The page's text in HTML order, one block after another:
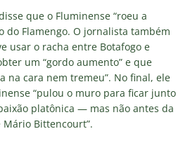
que o Fluminense “roeu a
do Flamengo. O jornalista também
usar o racha entre Botafogo e
um “gordo aumento” e que
na cara nem tremeu”. No final, ele
“pulou o muro para ficar junto
platônica — mas não antes da
Bittencourt”.